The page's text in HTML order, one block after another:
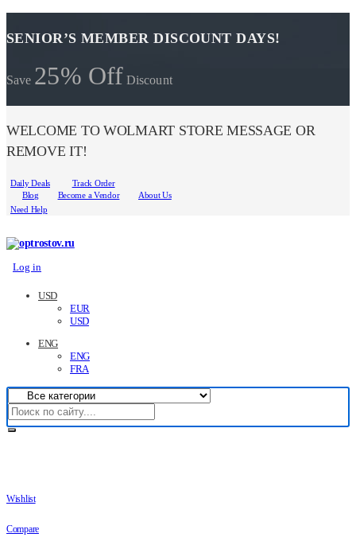
SENIOR’S MEMBER DISCOUNT DAYS!
Save 25% Off Discount
WELCOME TO WOLMART STORE MESSAGE OR
REMOVE IT!
Daily Deals
Track Order
Blog
Become a Vendor
About Us
Need Help
Log in
USD
EUR
USD
ENG
ENG
FRA
Wishlist
Compare